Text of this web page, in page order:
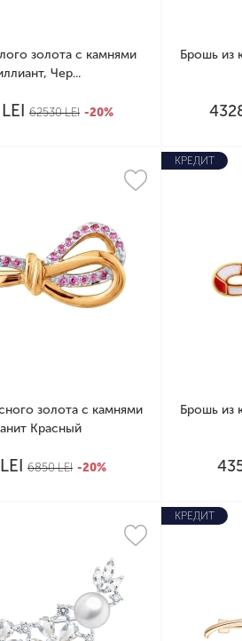
золота с камнями
Чер...
LEI 62530LEI -20%
Брошь из
золота с камнями
Красный
LEI 6850LEI -20%
КРЕДИТ
Брошь из
КРЕДИТ